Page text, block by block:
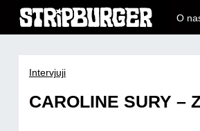
O
Intervjuji
CAROLINE SURY